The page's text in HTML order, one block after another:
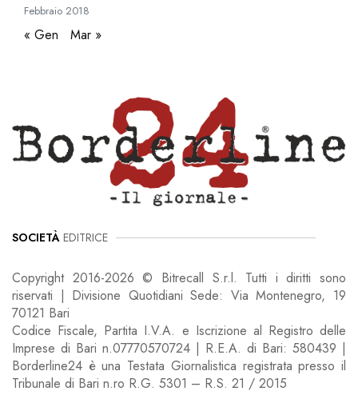
Febbraio 2018
« Gen Mar »
SOCIETÀ EDITRICE
Copyright 2016-2026 © Bitrecall S.r.l. Tutti i diritti sono
riservati | Divisione Quotidiani Sede: Via Montenegro, 19
70121 Bari
Codice Fiscale, Partita I.V.A. e Iscrizione al Registro delle
Imprese di Bari n.07770570724 | R.E.A. di Bari: 580439 |
Borderline24 è una Testata Giornalistica registrata presso il
Tribunale di Bari n.ro R.G. 5301 – R.S. 21 / 2015